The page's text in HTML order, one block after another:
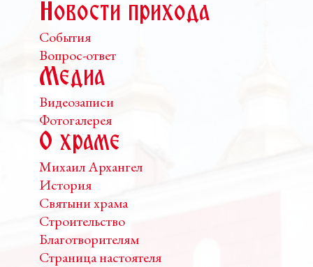
Новости прихода
События
Вопрос-ответ
Медиа
Видеозаписи
Фотогалерея
О храме
Михаил Архангел
История
Святыни храма
Строительство
Благотворителям
Страница настоятеля